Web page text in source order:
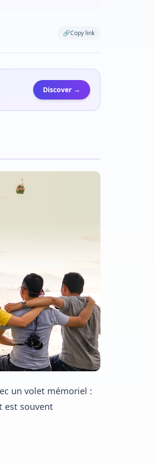
🔗Copy link
Discover →
un volet mémoriel :
est souvent